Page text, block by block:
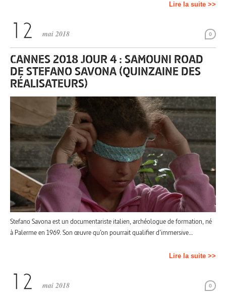
Lire la suite >>
0
mai 2018
CANNES 2018 JOUR 4 : SAMOUNI ROAD
DE STEFANO SAVONA (QUINZAINE DES
RÉALISATEURS)
Stefano Savona est un documentariste italien, archéologue de formation, né
à Palerme en 1969. Son œuvre qu’on pourrait qualifier d’immersive…
Lire la suite >>
0
mai 2018